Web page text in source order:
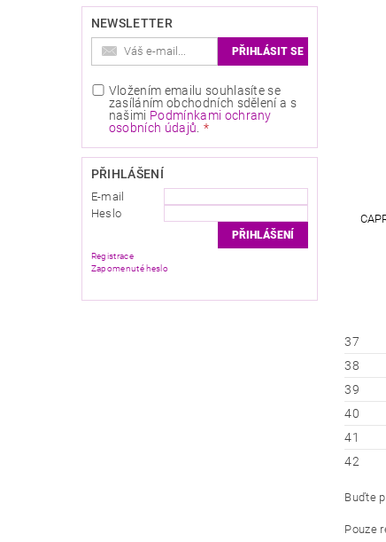
NEWSLETTER
Vložením emailu souhlasíte se
zasíláním obchodních sdělení a s
našimi Podmínkami ochrany
osobních údajů
PŘIHLÁŠENÍ
E-mail
Heslo
Registrace
Zapomenuté heslo
37
38
39
40
41
42
Buďte
Pouze